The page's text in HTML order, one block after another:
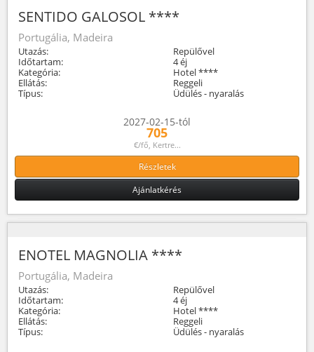
SENTIDO GALOSOL ****
Portugália, Madeira
Utazás:
Repülővel
Időtartam:
4 éj
Kategória:
Hotel ****
Ellátás:
Reggeli
Típus:
Üdülés - nyaralás
2027-02-15-tól
705
€/fő, Kertre...
Részletek
Ajánlatkérés
ENOTEL MAGNOLIA ****
Portugália, Madeira
Utazás:
Repülővel
Időtartam:
4 éj
Kategória:
Hotel ****
Ellátás:
Reggeli
Típus:
Üdülés - nyaralás